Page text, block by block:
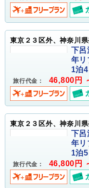
東京２３区外、神奈川県
下呂
年リ
1泊
旅行代金： 46,800円
東京２３区外、神奈川県
下呂
年リ
1泊
旅行代金： 46,800円